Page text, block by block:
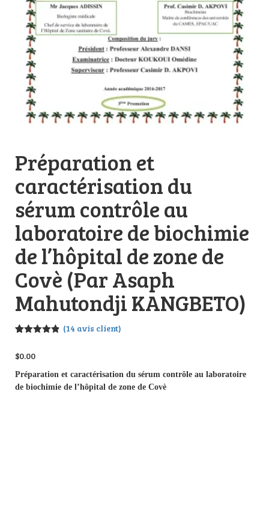
Préparation et
caractérisation du
sérum contrôle au
laboratoire de biochimie
de l’hôpital de zone de
Covè (Par Asaph
Mahutondji KANGBETO)
basé sur
client
(14 avis client)
$0.00
Préparation et caractérisation du sérum contrôle au laboratoire
de biochimie de l’hôpital de zone de Covè